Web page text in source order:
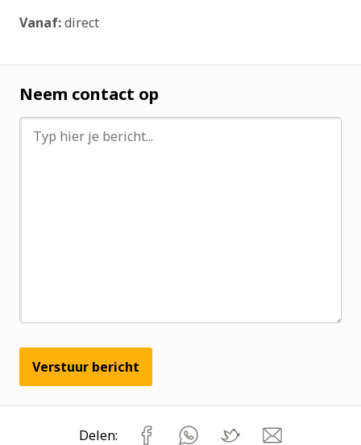
Vanaf:direct
Neem contact op
Verstuur bericht
Delen: